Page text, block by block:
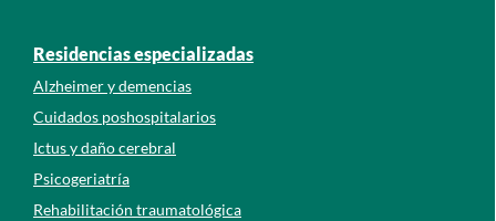
Residencias especializadas
Alzheimer y demencias
Cuidados poshospitalarios
Ictus y daño cerebral
Psicogeriatría
Rehabilitación traumatológica